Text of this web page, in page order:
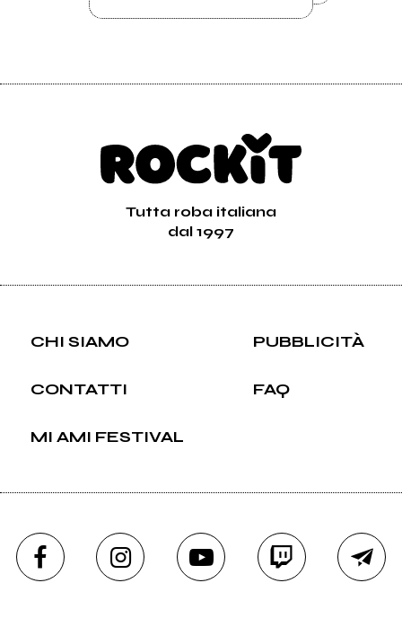
Tutta roba italiana
dal 1997
CHI SIAMO PUBBLICITÀ
CONTATTI FAQ
MI AMI FESTIVAL